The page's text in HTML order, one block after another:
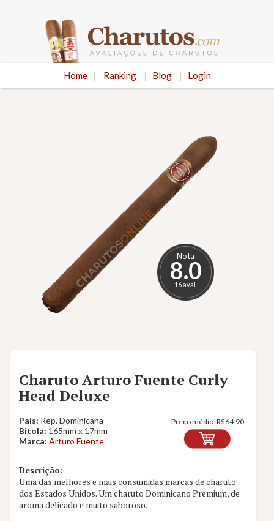
Home | Ranking | Blog | Login
Nota
8.0
16 aval.
Charuto Arturo Fuente Curly
Head Deluxe
País: Rep. Dominicana
Bitola: 165mm x 17mm
Marca: Arturo Fuente
Preço médio:R$64.90
Descrição:
Uma das melhores e mais consumidas marcas de charuto
dos Estados Unidos. Um charuto Dominicano Premium, de
aroma delicado e muito saboroso.